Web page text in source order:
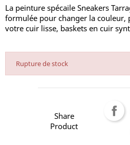
La peinture spécaile Sneakers
formulée pour changer la couleur,
votre cuir lisse, baskets en cuir
Rupture de stock
Share
Product